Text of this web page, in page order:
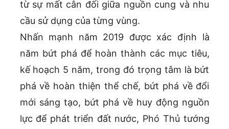
từ sự mất cân đối giữa nguồn cung và nhu
cầu sử dụng của từng vùng.
Nhấn mạnh năm 2019 được xác định là
năm bứt phá để hoàn thành các mục tiêu,
kế hoạch 5 năm, trong đó trọng tâm là bứt
phá về hoàn thiện thể chế, bứt phá về đổi
mới sáng tạo, bứt phá về huy động nguồn
lực để phát triển đất nước, Phó Thủ tướng